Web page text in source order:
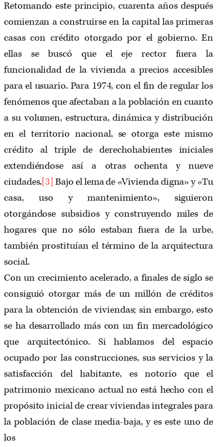
Retomando este principio, cuarenta años después
comienzan a construirse en la capital las primeras
casas con crédito otorgado por el gobierno. En
ellas se buscó que el eje rector fuera la
funcionalidad de la vivienda a precios accesibles
para el usuario. Para 1974, con el fin de regular los
fenómenos que afectaban a la población en cuanto
a su volumen, estructura, dinámica y distribución
en el territorio nacional, se otorga este mismo
crédito al triple de derechohabientes iniciales
extendiéndose así a otras ochenta y nueve
ciudades.[3] Bajo el lema de «Vivienda digna» y «Tu
casa, uso y mantenimiento», siguieron
otorgándose subsidios y construyendo miles de
hogares que no sólo estaban fuera de la urbe,
también prostituían el término de la arquitectura
social.
Con un crecimiento acelerado, a finales de siglo se
consiguió otorgar más de un millón de créditos
para la obtención de viviendas; sin embargo, esto
se ha desarrollado más con un fin mercadológico
que arquitectónico. Si hablamos del espacio
ocupado por las construcciones, sus servicios y la
satisfacción del habitante, es notorio que el
patrimonio mexicano actual no está hecho con el
propósito inicial de crear viviendas integrales para
la población de clase media-baja, y es este uno de
los